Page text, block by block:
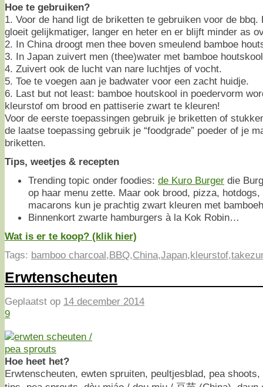
Hoe te gebruiken?
1. Voor de hand ligt de briketten te gebruiken voor de
gloeit gelijkmatiger, langer en heter en er blijft minder as
2. In China droogt men thee boven smeulend bamboe
3. In Japan zuivert men (thee)water met bamboe
4. Zuivert ook de lucht van nare luchtjes of vocht.
5. Toe te voegen aan je badwater voor een zacht huidje.
6. Last but not least: bamboe houtskool in poedervorm
kleurstof om brood en pattiserie zwart te kleuren!
Voor de eerste toepassingen gebruik je briketten of
de laatse toepassing gebruik je “foodgrade” poeder of je
briketten.
Tips, weetjes & recepten
Trending topic onder foodies: de Kuro Burger die
op haar menu zette. Maar ook brood, pizza,
macarons kun je prachtig zwart kleuren met
Binnenkort zwarte hamburgers à la Kok Robin…
Wat is er te koop? (klik hier)
Tags: bamboo charcoal,BBQ,China,Japan,kleurstof,
Erwtenscheuten
Geplaatst op 14 december 2014
9
Hoe heet het?
Erwtenscheuten, ewten spruiten, peultjesblad, pea